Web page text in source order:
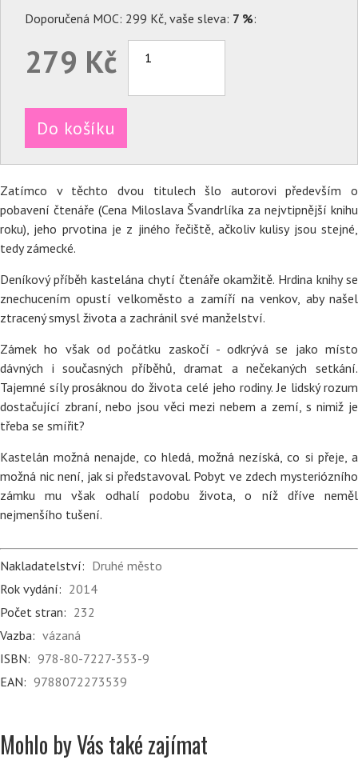
Doporučená MOC: 299 Kč, vaše sleva: 7 %:
279 Kč
Do košíku
Zatímco v těchto dvou titulech šlo autorovi především o
pobavení čtenáře (Cena Miloslava Švandrlíka za nejvtipnější knihu
roku), jeho prvotina je z jiného řečiště, ačkoliv kulisy jsou stejné,
tedy zámecké.
Deníkový příběh kastelána chytí čtenáře okamžitě. Hrdina knihy se
znechucením opustí velkoměsto a zamíří na venkov, aby našel
ztracený smysl života a zachránil své manželství.
Zámek ho však od počátku zaskočí - odkrývá se jako místo
dávných i současných příběhů, dramat a nečekaných setkání.
Tajemné síly prosáknou do života celé jeho rodiny. Je lidský rozum
dostačující zbraní, nebo jsou věci mezi nebem a zemí, s nimiž je
třeba se smířit?
Kastelán možná nenajde, co hledá, možná nezíská, co si přeje, a
možná nic není, jak si představoval. Pobyt ve zdech mysteriózního
zámku mu však odhalí podobu života, o níž dříve neměl
nejmenšího tušení.
Nakladatelství: Druhé město
Rok vydání: 2014
Počet stran: 232
Vazba: vázaná
ISBN: 978-80-7227-353-9
EAN: 9788072273539
Mohlo by Vás také zajímat